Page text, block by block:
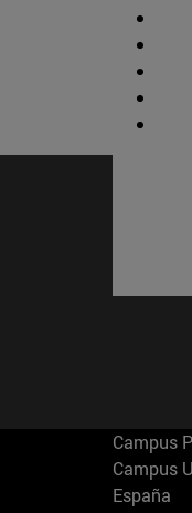
Campus
Campus
España